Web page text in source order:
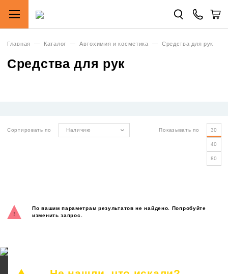
Главная — Каталог — Автохимия и косметика — Средства для рук
Средства для рук
Сортировать по Наличию Показывать по 30
40
80
По вашим параметрам результатов не найдено. Попробуйте
изменить запрос.